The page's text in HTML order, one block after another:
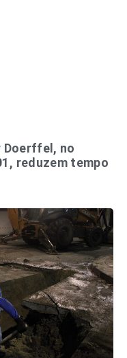
Doerffel, no
reduzem tempo